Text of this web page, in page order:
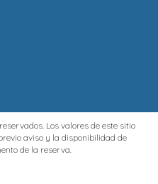
Los valores de este sitio
aviso y la disponibilidad de
de la reserva.